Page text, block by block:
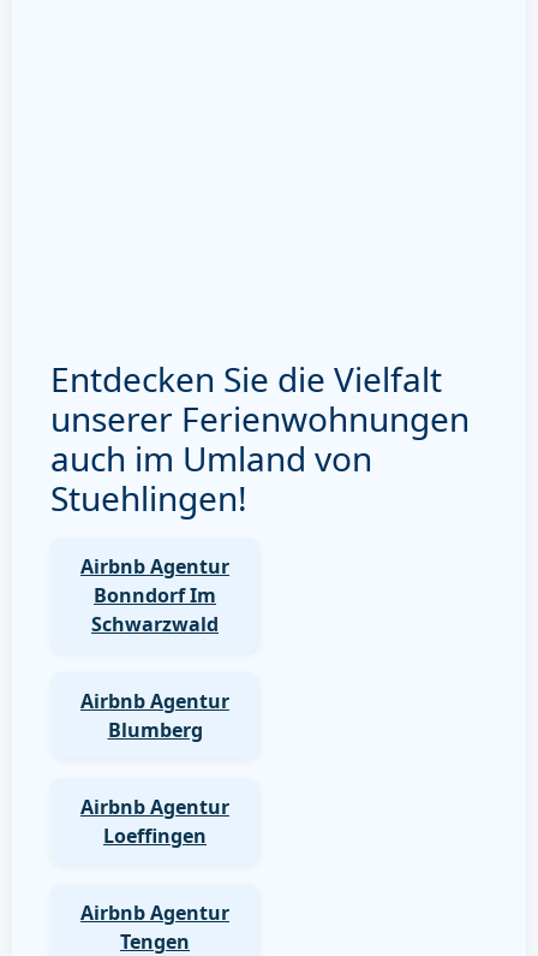
Entdecken Sie die Vielfalt
unserer Ferienwohnungen
auch im Umland von
Stuehlingen!
Airbnb Agentur
Bonndorf Im
Schwarzwald
Airbnb Agentur
Blumberg
Airbnb Agentur
Loeffingen
Airbnb Agentur
Tengen